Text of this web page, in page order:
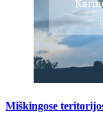
Miškingose